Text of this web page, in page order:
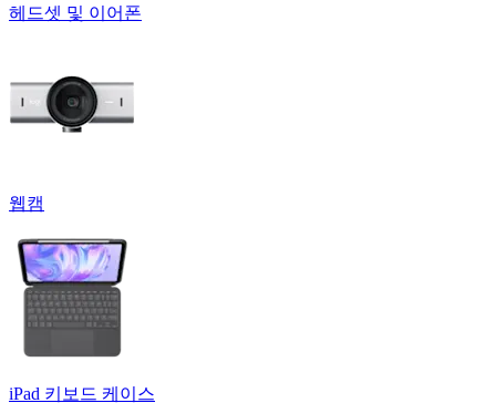
헤드셋 및 이어폰
웹캠
iPad 키보드 케이스